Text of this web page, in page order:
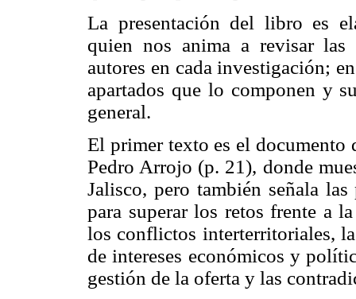
La presentación del libro es
quien nos anima a revisar
autores en cada investigación;
apartados que lo componen y
general.
El primer texto es el documento
Pedro Arrojo (p. 21), donde
Jalisco, pero también señala
para superar los retos frente a
los conflictos interterritoriales,
de intereses económicos y
gestión de la oferta y las